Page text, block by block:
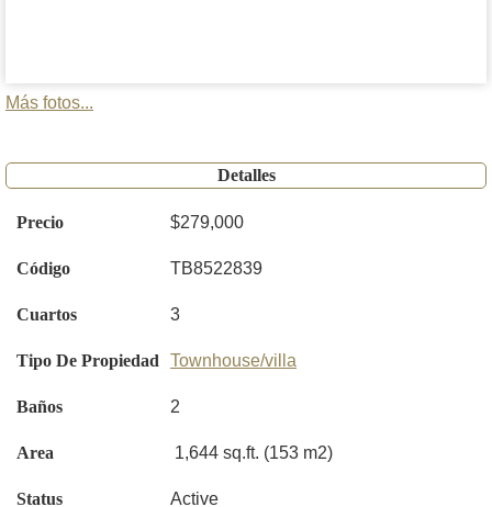
Más fotos...
Detalles
Precio $279,000
Código TB8522839
Cuartos 3
Tipo De Propiedad Townhouse/villa
Baños 2
Area 1,644 sq.ft. (153 m2)
Status Active